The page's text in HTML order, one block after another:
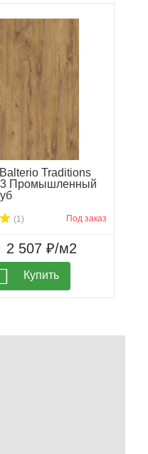
Traditions
Промышленный
(1) Под заказ
2 507 ₽/м2
Купить